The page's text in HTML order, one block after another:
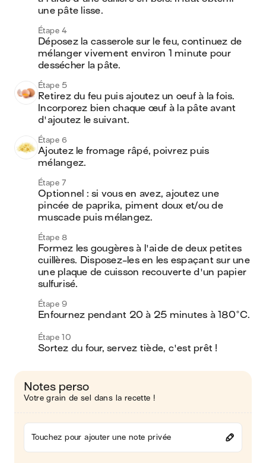
une pâte lisse.
Étape 4
Déposez la casserole sur le feu, continuez de
mélanger vivement environ 1 minute pour
dessécher la pâte.
Étape 5
Retirez du feu puis ajoutez un oeuf à la fois.
Incorporez bien chaque œuf à la pâte avant
d'ajoutez le suivant.
Étape 6
Ajoutez le fromage râpé, poivrez puis
mélangez.
Étape 7
Optionnel : si vous en avez, ajoutez une
pincée de paprika, piment doux et/ou de
muscade puis mélangez.
Étape 8
Formez les gougères à l'aide de deux petites
cuillères. Disposez-les en les espaçant sur une
une plaque de cuisson recouverte d'un papier
sulfurisé.
Étape 9
Étape 10
Sortez du four, servez tiède, c'est prêt !
Notes perso
Votre grain de sel dans la recette !
Touchez pour ajouter une note privée